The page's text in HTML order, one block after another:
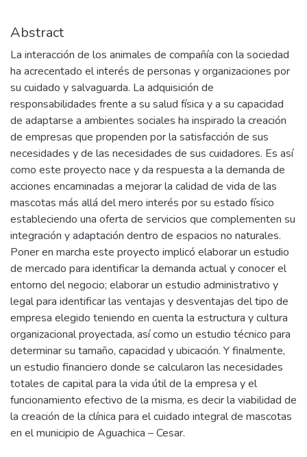
Abstract
La interacción de los animales de compañía con la sociedad
ha acrecentado el interés de personas y organizaciones por
su cuidado y salvaguarda. La adquisición de
responsabilidades frente a su salud física y a su capacidad
de adaptarse a ambientes sociales ha inspirado la creación
de empresas que propenden por la satisfacción de sus
necesidades y de las necesidades de sus cuidadores. Es así
como este proyecto nace y da respuesta a la demanda de
acciones encaminadas a mejorar la calidad de vida de las
mascotas más allá del mero interés por su estado físico
estableciendo una oferta de servicios que complementen su
integración y adaptación dentro de espacios no naturales.
Poner en marcha este proyecto implicó elaborar un estudio
de mercado para identificar la demanda actual y conocer el
entorno del negocio; elaborar un estudio administrativo y
legal para identificar las ventajas y desventajas del tipo de
empresa elegido teniendo en cuenta la estructura y cultura
organizacional proyectada, así como un estudio técnico para
determinar su tamaño, capacidad y ubicación. Y finalmente,
un estudio financiero donde se calcularon las necesidades
totales de capital para la vida útil de la empresa y el
funcionamiento efectivo de la misma, es decir la viabilidad de
la creación de la clínica para el cuidado integral de mascotas
en el municipio de Aguachica – Cesar.